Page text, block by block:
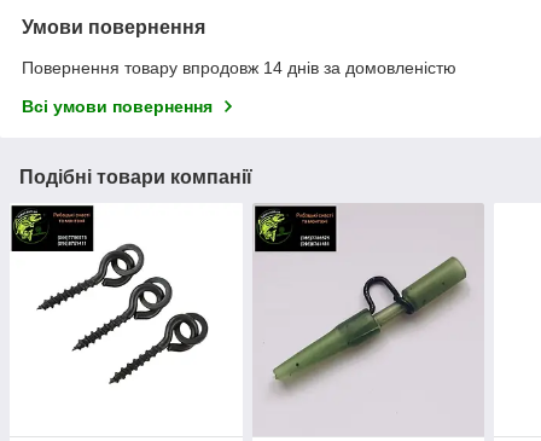
Умови повернення
Повернення товару впродовж 14 днів за домовленістю
Всі умови повернення
Подібні товари компанії